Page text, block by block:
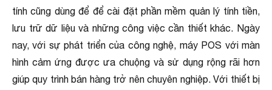
tính cũng dùng để để cài đặt phần mềm quản lý tính tiền,
lưu trữ dữ liệu và những công việc cần thiết khác. Ngày
nay, với sự phát triển của công nghệ, máy POS với màn
hình cảm ứng được ưa chuộng và sử dụng rộng rãi hơn
giúp quy trình bán hàng trở nên chuyên nghiệp. Với thiết bị